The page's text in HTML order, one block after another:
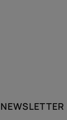
NEWSLETTER